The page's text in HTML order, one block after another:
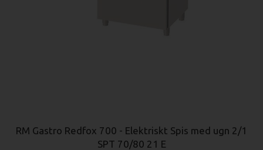
RM Gastro Redfox 700 - Elektriskt Spis med ugn 2/1
SPT 70/80 21 E